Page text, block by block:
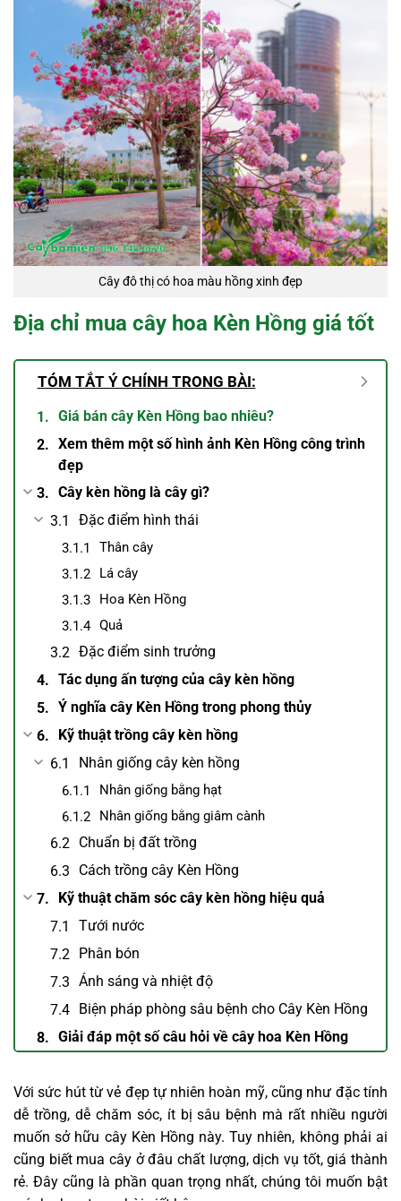
Cây đô thị có hoa màu hồng xinh đẹp
Địa chỉ mua cây hoa Kèn Hồng giá tốt
TÓM TẮT Ý CHÍNH TRONG BÀI:
Giá bán cây Kèn Hồng bao nhiêu?
Xem thêm một số hình ảnh Kèn Hồng công trình
đẹp
Cây kèn hồng là cây gì?
Đặc điểm hình thái
Thân cây
Lá cây
Hoa Kèn Hồng
Quả
Đặc điểm sinh trưởng
Tác dụng ấn tượng của cây kèn hồng
Ý nghĩa cây Kèn Hồng trong phong thủy
Kỹ thuật trồng cây kèn hồng
Nhân giống cây kèn hồng
Nhân giống bằng hạt
Nhân giống bằng giâm cành
Chuẩn bị đất trồng
Cách trồng cây Kèn Hồng
Kỹ thuật chăm sóc cây kèn hồng hiệu quả
Tưới nước
Phân bón
Ánh sáng và nhiệt độ
Biện pháp phòng sâu bệnh cho Cây Kèn Hồng
Giải đáp một số câu hỏi về cây hoa Kèn Hồng
Với sức hút từ vẻ đẹp tự nhiên hoàn mỹ, cũng như đặc tính
dễ trồng, dễ chăm sóc, ít bị sâu bệnh mà rất nhiều người
muốn sở hữu cây Kèn Hồng này. Tuy nhiên, không phải ai
cũng biết mua cây ở đâu chất lượng, dịch vụ tốt, giá thành
rẻ. Đây cũng là phần quan trọng nhất, chúng tôi muốn bật